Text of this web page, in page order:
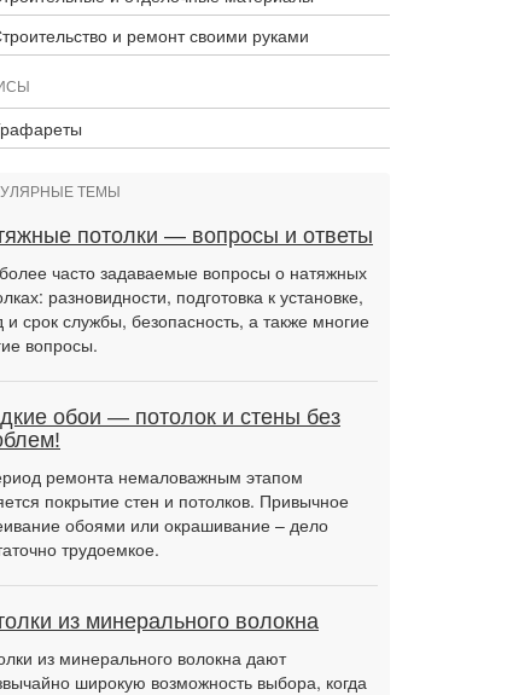
и ремонт своими руками
ТЕМЫ
потолки — вопросы и ответы
часто задаваемые вопросы о натяжных
разновидности, подготовка к установке,
и срок службы, безопасность, а также многие
вопросы.
обои — потолок и стены без
ремонта немаловажным этапом
покрытие стен и потолков. Привычное
обоями или окрашивание – дело
трудоемкое.
из минерального волокна
из минерального волокна дают
широкую возможность выбора, когда